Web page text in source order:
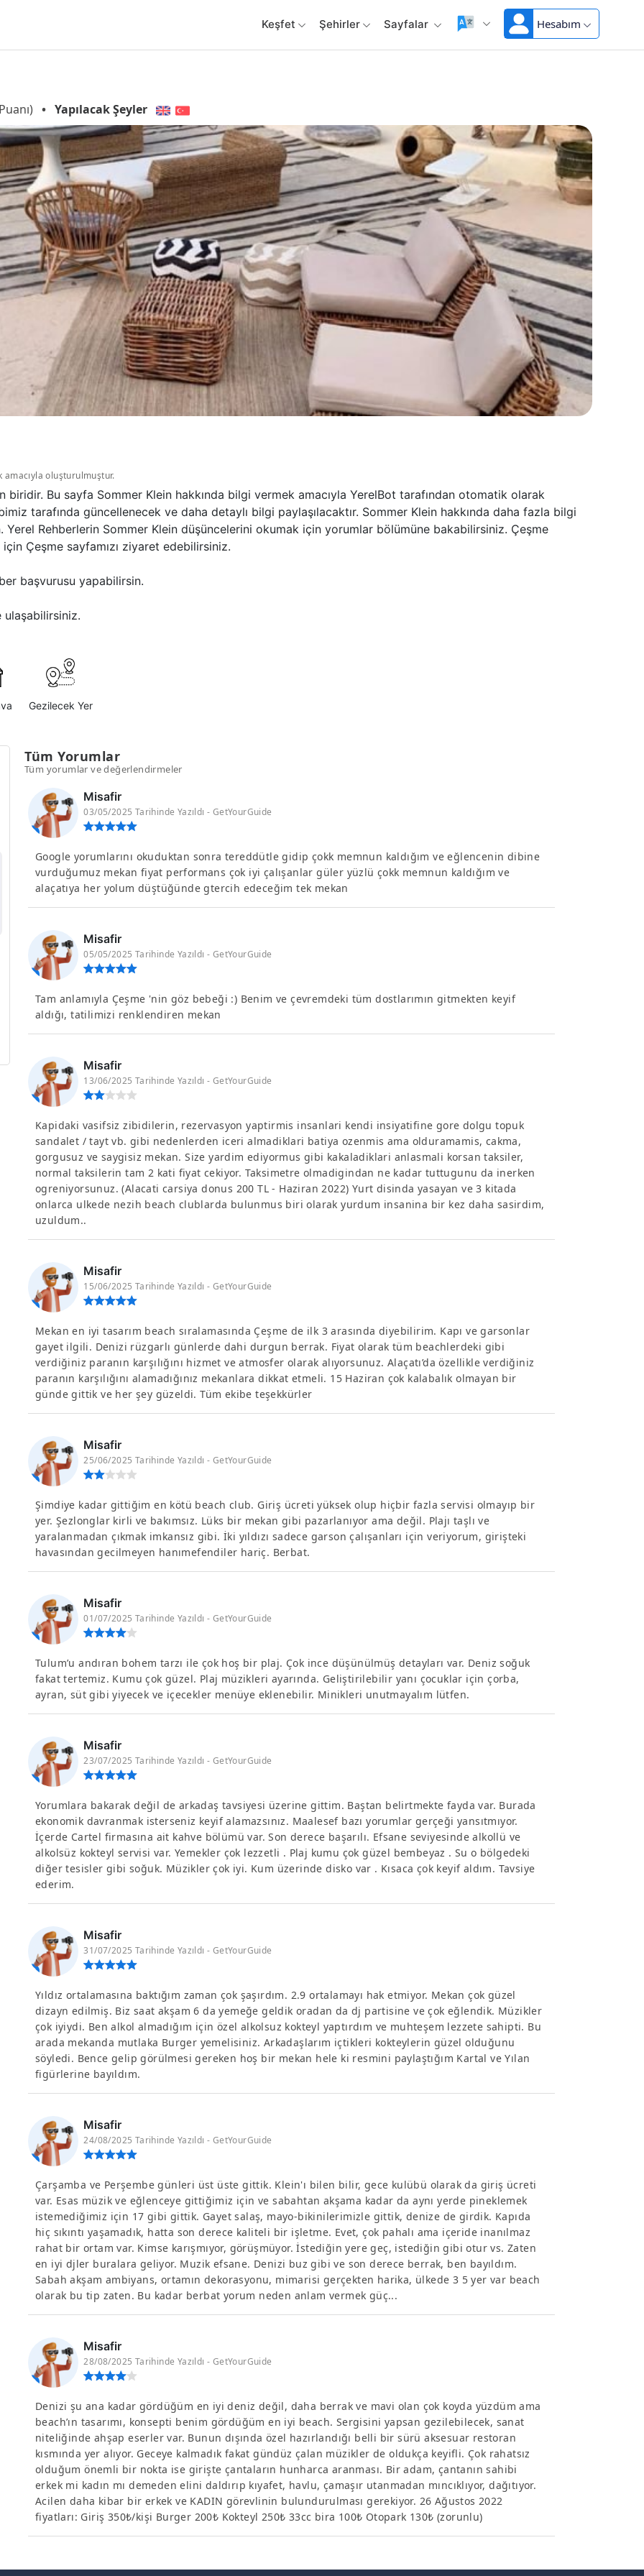
Keşfet Şehirler Sayfalar Hesabım
• Yapılacak Şeyler
oluşturulmuştur.
biridir. Bu sayfa Sommer Klein hakkında bilgi vermek amacıyla YerelBot tarafından otomatik olarak
tarafında güncellenecek ve daha detaylı bilgi paylaşılacaktır. Sommer Klein hakkında daha fazla bilgi
Rehberlerin Sommer Klein düşüncelerini okumak için yorumlar bölümüne bakabilirsiniz. Çeşme
Çeşme sayfamızı ziyaret edebilirsiniz.
başvurusu yapabilirsin.
ulaşabilirsiniz.
Gezilecek Yer
Tüm Yorumlar
Tüm yorumlar ve değerlendirmeler
Misafir
03/05/2025 Tarihinde Yazıldı - GetYourGuide
Google yorumlarını okuduktan sonra tereddütle gidip çokk memnun kaldığım ve eğlencenin dibine
vurduğumuz mekan fiyat performans çok iyi çalışanlar güler yüzlü çokk memnun kaldığım ve
alaçatıya her yolum düştüğünde gtercih edeceğim tek mekan
Misafir
05/05/2025 Tarihinde Yazıldı - GetYourGuide
Tam anlamıyla Çeşme 'nin göz bebeği :) Benim ve çevremdeki tüm dostlarımın gitmekten keyif
aldığı, tatilimizi renklendiren mekan
Misafir
13/06/2025 Tarihinde Yazıldı - GetYourGuide
Kapidaki vasifsiz zibidilerin, rezervasyon yaptirmis insanlari kendi insiyatifine gore dolgu topuk
sandalet / tayt vb. gibi nedenlerden iceri almadiklari batiya ozenmis ama olduramamis, cakma,
gorgusuz ve saygisiz mekan. Size yardim ediyormus gibi kakaladiklari anlasmali korsan taksiler,
normal taksilerin tam 2 kati fiyat cekiyor. Taksimetre olmadigindan ne kadar tuttugunu da inerken
ogreniyorsunuz. (Alacati carsiya donus 200 TL - Haziran 2022) Yurt disinda yasayan ve 3 kitada
onlarca ulkede nezih beach clublarda bulunmus biri olarak yurdum insanina bir kez daha sasirdim,
uzuldum..
Misafir
15/06/2025 Tarihinde Yazıldı - GetYourGuide
Mekan en iyi tasarım beach sıralamasında Çeşme de ilk 3 arasında diyebilirim. Kapı ve garsonlar
gayet ilgili. Denizi rüzgarlı günlerde dahi durgun berrak. Fiyat olarak tüm beachlerdeki gibi
verdiğiniz paranın karşılığını hizmet ve atmosfer olarak alıyorsunuz. Alaçatı’da özellikle verdiğiniz
paranın karşılığını alamadığınız mekanlara dikkat etmeli. 15 Haziran çok kalabalık olmayan bir
günde gittik ve her şey güzeldi. Tüm ekibe teşekkürler
Misafir
25/06/2025 Tarihinde Yazıldı - GetYourGuide
Şimdiye kadar gittiğim en kötü beach club. Giriş ücreti yüksek olup hiçbir fazla servisi olmayıp bir
yer. Şezlonglar kirli ve bakımsız. Lüks bir mekan gibi pazarlanıyor ama değil. Plajı taşlı ve
yaralanmadan çıkmak imkansız gibi. İki yıldızı sadece garson çalışanları için veriyorum, girişteki
havasından gecilmeyen hanımefendiler hariç. Berbat.
Misafir
01/07/2025 Tarihinde Yazıldı - GetYourGuide
Tulum’u andıran bohem tarzı ile çok hoş bir plaj. Çok ince düşünülmüş detayları var. Deniz soğuk
fakat tertemiz. Kumu çok güzel. Plaj müzikleri ayarında. Geliştirilebilir yanı çocuklar için çorba,
ayran, süt gibi yiyecek ve içecekler menüye eklenebilir. Minikleri unutmayalım lütfen.
Misafir
23/07/2025 Tarihinde Yazıldı - GetYourGuide
Yorumlara bakarak değil de arkadaş tavsiyesi üzerine gittim. Baştan belirtmekte fayda var. Burada
ekonomik davranmak isterseniz keyif alamazsınız. Maalesef bazı yorumlar gerçeği yansıtmıyor.
İçerde Cartel firmasına ait kahve bölümü var. Son derece başarılı. Efsane seviyesinde alkollü ve
alkolsüz kokteyl servisi var. Yemekler çok lezzetli . Plaj kumu çok güzel bembeyaz . Su o bölgedeki
diğer tesisler gibi soğuk. Müzikler çok iyi. Kum üzerinde disko var . Kısaca çok keyif aldım. Tavsiye
ederim.
Misafir
31/07/2025 Tarihinde Yazıldı - GetYourGuide
Yıldız ortalamasına baktığım zaman çok şaşırdım. 2.9 ortalamayı hak etmiyor. Mekan çok güzel
dizayn edilmiş. Biz saat akşam 6 da yemeğe geldik oradan da dj partisine ve çok eğlendik. Müzikler
çok iyiydi. Ben alkol almadığım için özel alkolsuz kokteyl yaptırdım ve muhteşem lezzete sahipti. Bu
arada mekanda mutlaka Burger yemelisiniz. Arkadaşlarım içtikleri kokteylerin güzel olduğunu
söyledi. Bence gelip görülmesi gereken hoş bir mekan hele ki resmini paylaştığım Kartal ve Yılan
figürlerine bayıldım.
Misafir
24/08/2025 Tarihinde Yazıldı - GetYourGuide
Çarşamba ve Perşembe günleri üst üste gittik. Klein'ı bilen bilir, gece kulübü olarak da giriş ücreti
var. Esas müzik ve eğlenceye gittiğimiz için ve sabahtan akşama kadar da aynı yerde pineklemek
istemediğimiz için 17 gibi gittik. Gayet salaş, mayo-bikinilerimizle gittik, denize de girdik. Kapıda
hiç sıkıntı yaşamadık, hatta son derece kaliteli bir işletme. Evet, çok pahalı ama içeride inanılmaz
rahat bir ortam var. Kimse karışmıyor, görüşmüyor. İstediğin yere geç, istediğin gibi otur vs. Zaten
en iyi djler buralara geliyor. Muzik efsane. Denizi buz gibi ve son derece berrak, ben bayıldım.
Sabah akşam ambiyans, ortamın dekorasyonu, mimarisi gerçekten harika, ülkede 3 5 yer var beach
olarak bu tip zaten. Bu kadar berbat yorum neden anlam vermek güç...
Misafir
28/08/2025 Tarihinde Yazıldı - GetYourGuide
Denizi şu ana kadar gördüğüm en iyi deniz değil, daha berrak ve mavi olan çok koyda yüzdüm ama
beach’ın tasarımı, konsepti benim gördüğüm en iyi beach. Sergisini yapsan gezilebilecek, sanat
niteliğinde ahşap eserler var. Bunun dışında özel hazırlandığı belli bir sürü aksesuar restoran
kısmında yer alıyor. Geceye kalmadık fakat gündüz çalan müzikler de oldukça keyifli. Çok rahatsız
olduğum önemli bir nokta ise girişte çantaların hunharca aranması. Bir adam, çantanın sahibi
erkek mi kadın mı demeden elini daldırıp kıyafet, havlu, çamaşır utanmadan mıncıklıyor, dağıtıyor.
Acilen daha kibar bir erkek ve KADIN görevlinin bulundurulması gerekiyor. 26 Ağustos 2022
fiyatları: Giriş 350₺/kişi Burger 200₺ Kokteyl 250₺ 33cc bira 100₺ Otopark 130₺ (zorunlu)